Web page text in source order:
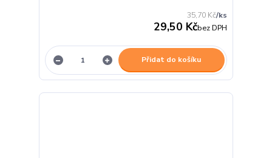
35,70 Kč/ks
29,50 Kčbez DPH
Přidat do košíku